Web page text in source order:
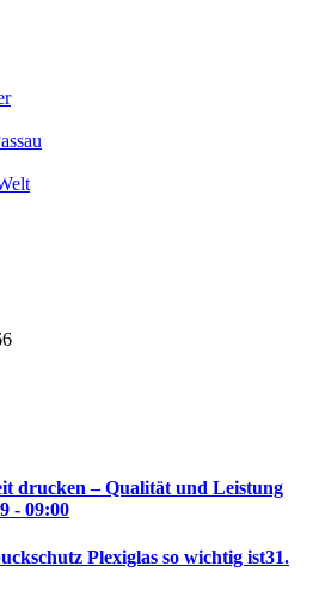
drucken – Qualität und Leistung
- 09:00
Plexiglas so wichtig ist31.